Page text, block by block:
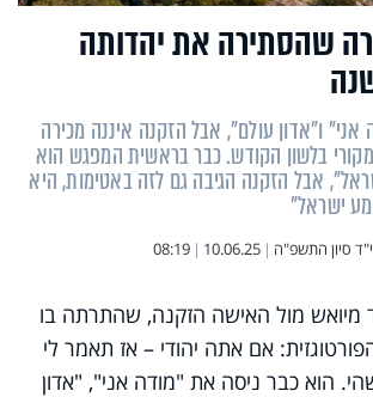
שהסתירה את יהדותה
ו"אדון עולם", אבל הזקנה איננה מכירה
בלשון הקודש. כבר בראשית המפגש הוא
אבל הזקנה הגיבה גם לזה באטימות, היא
ישראל"
י"ד סיון התשפ"ה |
10.06.25
|
08:19
מיואש מול האישה הזקנה, שהתרתה בו
אם אתה יהודי – אז תאמר לי
הוא כבר ניסה את "מודה אני", "אדון